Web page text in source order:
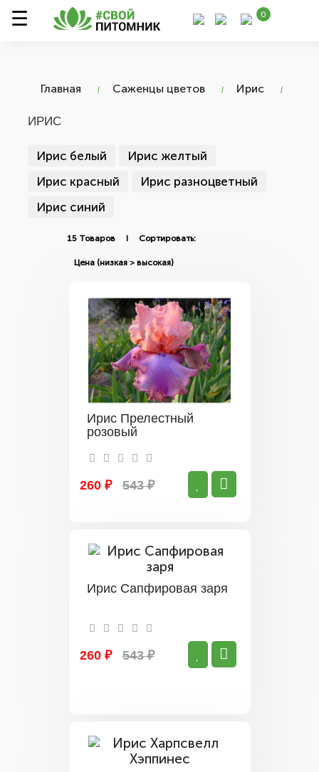
0
Главная Саженцы цветов Ирис
ИРИС
Ирис белый
Ирис желтый
Ирис красный
Ирис разноцветный
Ирис синий
15 Товаров I Сортировать:
Ирис Прелестный
розовый
260 ₽ 543 ₽
Ирис Сапфировая заря
260 ₽ 543 ₽